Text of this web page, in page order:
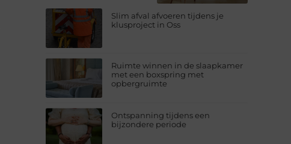
Slim afval afvoeren tijdens je
klusproject in Oss
Ruimte winnen in de slaapkamer
met een boxspring met
opbergruimte
Ontspanning tijdens een
bijzondere periode